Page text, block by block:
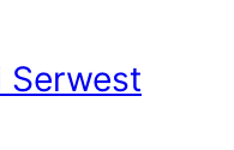
Serwest